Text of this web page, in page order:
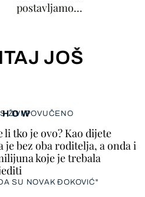
postavljamo...
JOŠ
ŽIVI POVUČENO
li tko je ovo? Kao dijete
je bez oba roditelja, a onda i
koje je trebala
SU NOVAK ĐOKOVIĆ"